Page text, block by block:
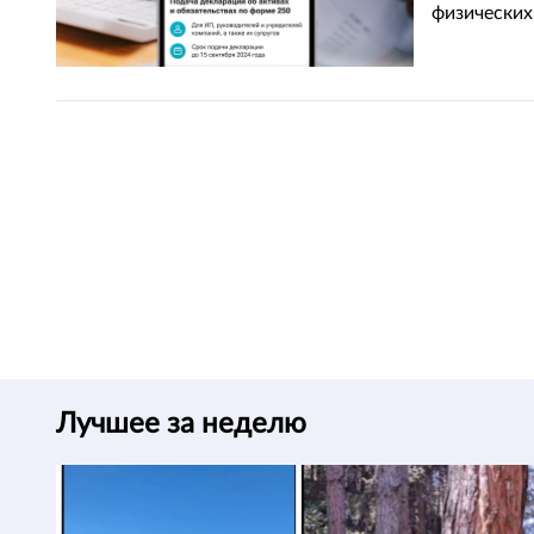
Лучшее за неделю